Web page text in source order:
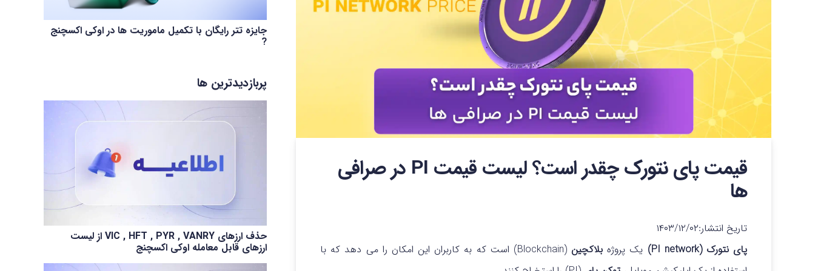
قیمت پای نتورک چقدر است؟ لیست قیمت PI در صرافی
ها
تاریخ انتشار:۱۴۰۳/۱۲/۰۲
پای نتورک (PI network)
یک پروژهبلاکچین
(Blockchain) است که به کاربران این امکان را می دهد که با
جایزه تتر رایگان با تکمیل ماموریت ها در اوکی اکسچنج
?
پربازدیدترین ها
حذف ارزهای VIC , HFT , PYR , VANRY از لیست
ارزهای قابل معامله اوکی اکسچنج